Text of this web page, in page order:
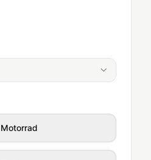
Motorrad